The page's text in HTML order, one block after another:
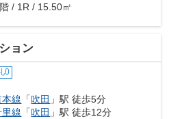
/ 1R / 15.50㎡
ョン
0
線 「吹田 」駅 徒歩5分
里線 「吹田 」駅 徒歩12分